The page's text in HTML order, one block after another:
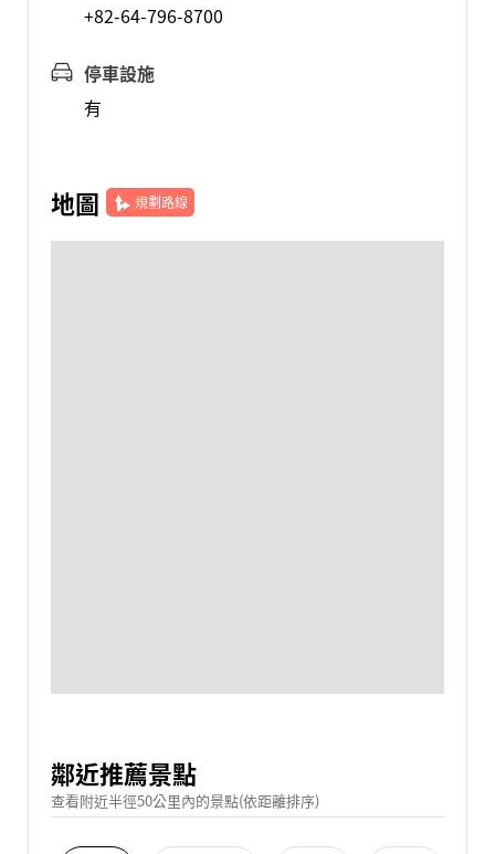
+82-64-796-8700
停車設施
有
地圖 規劃路線
鄰近推薦景點
查看附近半徑50公里內的景點(依距離排序)